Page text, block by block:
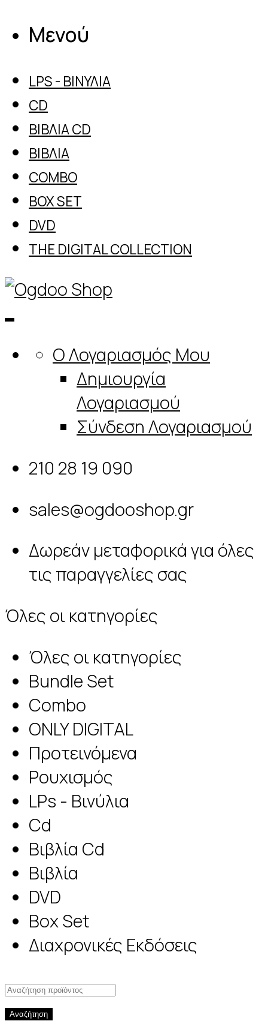
Μενού
LPS - ΒΙΝΎΛΙΑ
CD
ΒΙΒΛΊΑ CD
ΒΙΒΛΊΑ
COMBO
BOX SET
DVD
THE DIGITAL COLLECTION
Ο Λογαριασμός Μου
Δημιουργία
Λογαριασμού
Σύνδεση Λογαριασμού
210 28 19 090
sales@ogdooshop.gr
Δωρεάν μεταφορικά για όλες
τις παραγγελίες σας
Όλες οι κατηγορίες
Όλες οι κατηγορίες
Bundle Set
Combo
ONLY DIGITAL
Προτεινόμενα
Ρουχισμός
LPs - Βινύλια
Cd
Βιβλία Cd
Βιβλία
DVD
Box Set
Διαχρονικές Εκδόσεις
Αναζήτηση